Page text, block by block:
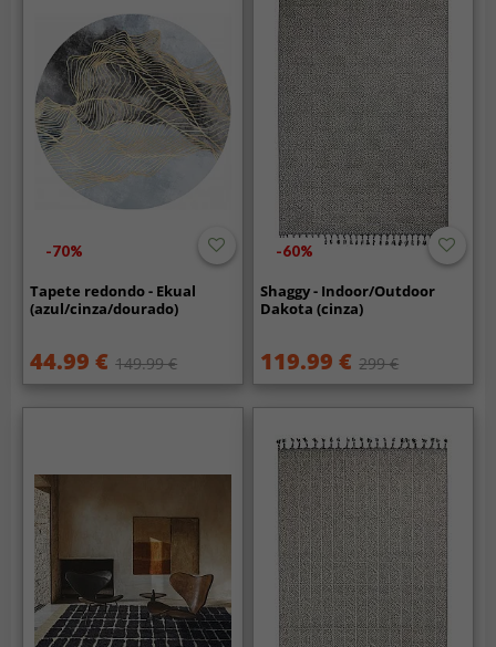
-70%
Tapete redondo - Ekual
(azul/cinza/dourado)
44.99 € 149.99 €
-60%
Shaggy - Indoor/Outdoor
Dakota (cinza)
119.99 € 299 €